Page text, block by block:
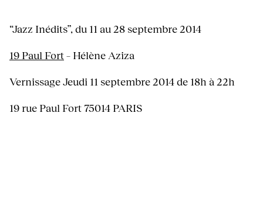
“Jazz Inédits”, du 11 au 28 septembre 2014
19 Paul Fort– Hélène Aziza
Vernissage Jeudi 11 septembre 2014 de 18h à 22h
19 rue Paul Fort 75014 PARIS